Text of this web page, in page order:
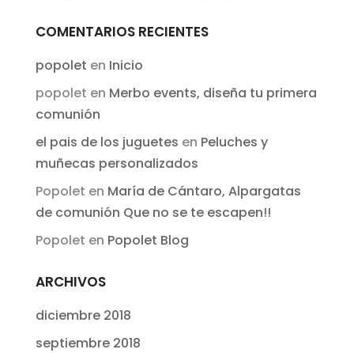
COMENTARIOS RECIENTES
popolet en Inicio
popolet en Merbo events, diseña tu primera
comunión
el pais de los juguetes en Peluches y
muñecas personalizados
Popolet en María de Cántaro, Alpargatas
de comunión Que no se te escapen!!
Popolet en Popolet Blog
ARCHIVOS
diciembre 2018
septiembre 2018